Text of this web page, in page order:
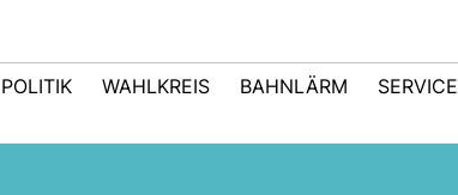
POLITIK WAHLKREIS BAHNLÄRM SERVICE